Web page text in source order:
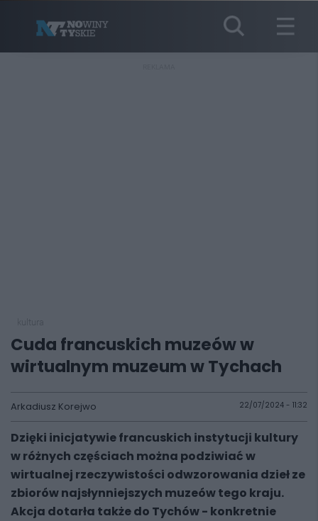
Cuda francuskich muzeów w
wirtualnym muzeum w Tychach
Arkadiusz Korejwo 22/07/2024 - 11:32
Dzięki inicjatywie francuskich instytucji kultury
w różnych częściach można podziwiać w
wirtualnej rzeczywistości odwzorowania dzieł ze
zbiorów najsłynniejszych muzeów tego kraju.
Akcja dotarła także do Tychów - konkretnie